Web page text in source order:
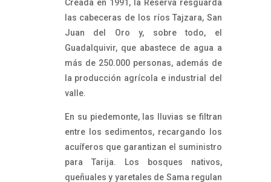
Creada en 1991, la Reserva resguarda
las cabeceras de los ríos Tajzara, San
Juan del Oro y, sobre todo, el
Guadalquivir, que abastece de agua a
más de 250.000 personas, además de
la producción agrícola e industrial del
valle.
En su piedemonte, las lluvias se filtran
entre los sedimentos, recargando los
acuíferos que garantizan el suministro
para Tarija. Los bosques nativos,
queñuales y yaretales de Sama regulan